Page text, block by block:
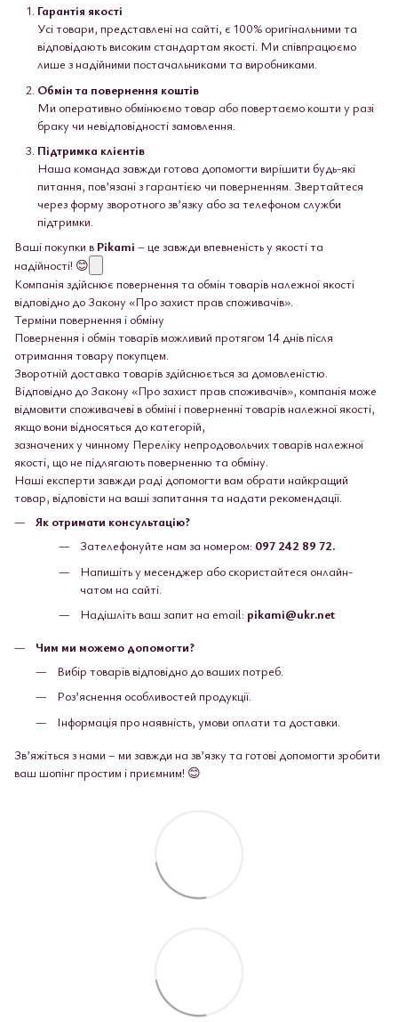
Гарантія якості
Усі товари, представлені на сайті, є 100% оригінальними та
відповідають високим стандартам якості. Ми співпрацюємо
лише з надійними постачальниками та виробниками.
Обмін та повернення коштів
Ми оперативно обмінюємо товар або повертаємо кошти у разі
браку чи невідповідності замовлення.
Підтримка клієнтів
Наша команда завжди готова допомогти вирішити будь-які
питання, пов’язані з гарантією чи поверненням. Звертайтеся
через форму зворотного зв’язку або за телефоном служби
підтримки.
Ваші покупки в Pikami – це завжди впевненість у якості та
надійності! 😊
Компанія здійснює повернення та обмін товарів належної якості
відповідно до Закону «Про захист прав споживачів».
Терміни повернення і обміну
Повернення і обмін товарів можливий протягом 14 днів після
отримання товару покупцем.
Зворотній доставка товарів здійснюється за домовленістю.
Відповідно до Закону «Про захист прав споживачів», компанія може
відмовити споживачеві в обміні і поверненні товарів належної якості,
якщо вони відносяться до категорій,
зазначених у чинному Переліку непродовольчих товарів належної
якості, що не підлягають поверненню та обміну.
Наші експерти завжди раді допомогти вам обрати найкращий
товар, відповісти на ваші запитання та надати рекомендації.
Як отримати консультацію?
Зателефонуйте нам за номером: 097 242 89 72.
Напишіть у месенджер або скористайтеся онлайн-
чатом на сайті.
Надішліть ваш запит на email: pikami@ukr.net
Чим ми можемо допомогти?
Вибір товарів відповідно до ваших потреб.
Роз’яснення особливостей продукції.
Інформація про наявність, умови оплати та доставки.
Зв’яжіться з нами – ми завжди на зв’язку та готові допомогти зробити
ваш шопінг простим і приємним! 😊